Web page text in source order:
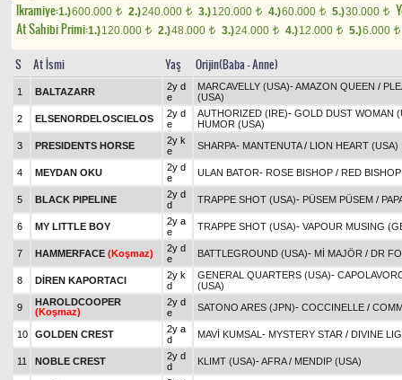
Ikramiye:1.)600.000 t 2.)240.000 t 3.)120.000 t 4.)60.000 t 5.)30.000 t
At Sahibi Primi:1.)120.000 t 2.)48.000 t 3.)24.000 t 4.)12.000 t 5.)6.000 t
S At İsmi Yaş Orijin(Baba - Anne)
1 BALTAZARR
2y d
e
MARCAVELLY (USA)-AMAZON QUEEN /
(USA)
2
ELSENORDELOSCIELOS
2y d
e
AUTHORIZED (IRE)- GOLD DUST WOMAN
HUMOR (USA)
3
PRESIDENTS HORSE
2y k
e
SHARPA- MANTENUTA/ LION HEART (USA)
4 MEYDAN OKU
2y d
e
ULAN BATOR- ROSE BISHOP / RED
5 BLACK PIPELINE
2y d
d
TRAPPE SHOT (USA)- PÜSEM PÜSEM /
6 MY LITTLE BOY
2y a
e
TRAPPE SHOT (USA)- VAPOUR MUSING
7 HAMMERFACE (Koşmaz)
2y d
e
BATTLEGROUND (USA)- Mİ MAJÖR / DR
8 DİREN KAPORTACI
2y k
d
GENERAL QUARTERS (USA)-
(USA)
9
HAROLDCOOPER
(Koşmaz)
2y d
e
SATONO ARES (JPN)- COCCINELLE /
10 GOLDEN CREST
2y a
d
MAVİ KUMSAL - MYSTERY STAR / DIVINE
11 NOBLE CREST
2y d
d
KLIMT (USA)-AFRA/ MENDIP (USA)